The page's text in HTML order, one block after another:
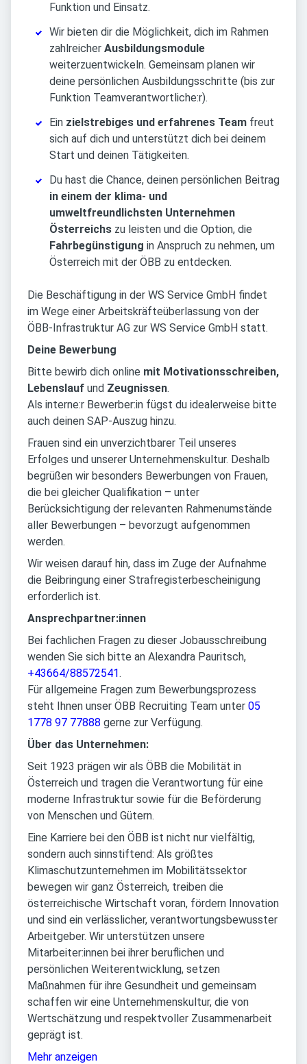
Funktion und Einsatz.
Wir bieten dir die Möglichkeit, dich im Rahmen
zahlreicher Ausbildungsmodule
weiterzuentwickeln. Gemeinsam planen wir
deine persönlichen Ausbildungsschritte (bis zur
Funktion Teamverantwortliche:r).
Ein zielstrebiges und erfahrenes Team freut
sich auf dich und unterstützt dich bei deinem
Start und deinen Tätigkeiten.
Du hast die Chance, deinen persönlichen Beitrag
in einem der klima- und
umweltfreundlichsten Unternehmen
Österreichs zu leisten und die Option, die
Fahrbegünstigung in Anspruch zu nehmen, um
Österreich mit der ÖBB zu entdecken.
Die Beschäftigung in der WS Service GmbH findet
im Wege einer Arbeitskräfteüberlassung von der
ÖBB-Infrastruktur AG zur WS Service GmbH statt.
Deine Bewerbung
Bitte bewirb dich online mit Motivationsschreiben,
Lebenslauf und Zeugnissen.
Als interne:r Bewerber:in fügst du idealerweise bitte
auch deinen SAP-Auszug hinzu.
Frauen sind ein unverzichtbarer Teil unseres
Erfolges und unserer Unternehmenskultur. Deshalb
begrüßen wir besonders Bewerbungen von Frauen,
die bei gleicher Qualifikation – unter
Berücksichtigung der relevanten Rahmenumstände
aller Bewerbungen – bevorzugt aufgenommen
werden.
Wir weisen darauf hin, dass im Zuge der Aufnahme
die Beibringung einer Strafregisterbescheinigung
erforderlich ist.
Ansprechpartner:innen
Bei fachlichen Fragen zu dieser Jobausschreibung
wenden Sie sich bitte an Alexandra Pauritsch,
+43664/88572541.
Für allgemeine Fragen zum Bewerbungsprozess
steht Ihnen unser ÖBB Recruiting Team unter 05
1778 97 77888 gerne zur Verfügung.
Über das Unternehmen:
Seit 1923 prägen wir als ÖBB die Mobilität in
Österreich und tragen die Verantwortung für eine
moderne Infrastruktur sowie für die Beförderung
von Menschen und Gütern.
Eine Karriere bei den ÖBB ist nicht nur vielfältig,
sondern auch sinnstiftend: Als größtes
Klimaschutzunternehmen im Mobilitätssektor
bewegen wir ganz Österreich, treiben die
österreichische Wirtschaft voran, fördern Innovation
und sind ein verlässlicher, verantwortungsbewusster
Arbeitgeber. Wir unterstützen unsere
Mitarbeiter:innen bei ihrer beruflichen und
persönlichen Weiterentwicklung, setzen
Maßnahmen für ihre Gesundheit und gemeinsam
schaffen wir eine Unternehmenskultur, die von
Wertschätzung und respektvoller Zusammenarbeit
geprägt ist.
Mehr anzeigen